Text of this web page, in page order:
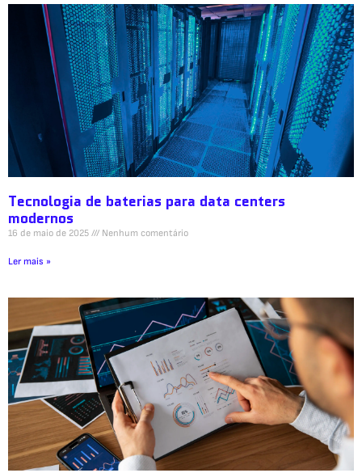
Tecnologia de baterias para data centers
modernos
16 de maio de 2025 Nenhum comentário
Ler mais »